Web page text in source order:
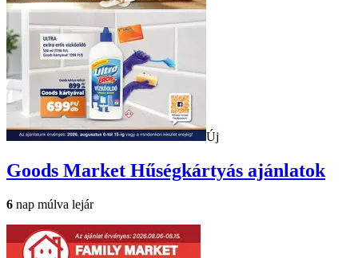
Új
Goods Market Hűségkártyás ajánlatok
6 nap múlva lejár